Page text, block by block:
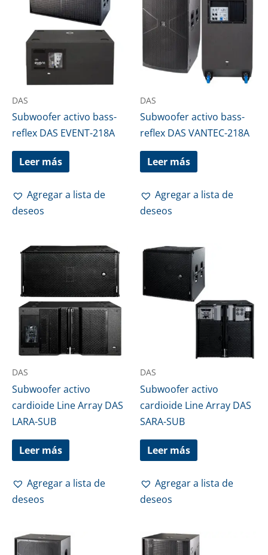
DAS
Subwoofer activo bass-
reflex DAS EVENT-218A
Leer más
Agregar a lista de
deseos
DAS
Subwoofer activo bass-
reflex DAS VANTEC-218A
Leer más
Agregar a lista de
deseos
DAS
Subwoofer activo
cardioide Line Array DAS
LARA-SUB
Leer más
Agregar a lista de
deseos
DAS
Subwoofer activo
cardioide Line Array DAS
SARA-SUB
Leer más
Agregar a lista de
deseos